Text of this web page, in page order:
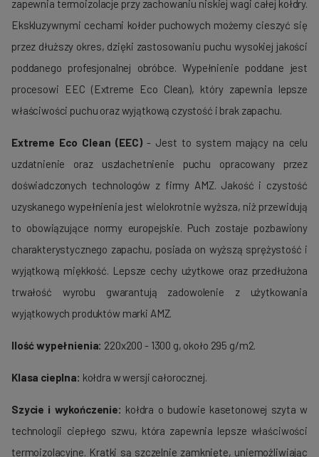
zapewnia termoizolacje przy zachowaniu niskiej wagi całej kołdry.
Ekskluzywnymi cechami kołder puchowych możemy cieszyć się
przez dłuższy okres, dzięki zastosowaniu puchu wysokiej jakości
poddanego profesjonalnej obróbce. Wypełnienie poddane jest
procesowi EEC (Extreme Eco Clean), który zapewnia lepsze
właściwości puchu oraz wyjątkową czystość i brak zapachu.
Extreme Eco Clean (EEC)- Jest to system mający na celu
uzdatnienie oraz uszlachetnienie puchu opracowany przez
doświadczonych technologów z firmy AMZ. Jakość i czystość
uzyskanego wypełnienia jest wielokrotnie wyższa, niż przewidują
to obowiązujące normy europejskie. Puch zostaje pozbawiony
charakterystycznego zapachu, posiada on wyższą sprężystość i
wyjątkową miękkość. Lepsze cechy użytkowe oraz przedłużona
trwałość wyrobu gwarantują zadowolenie z użytkowania
wyjątkowych produktów marki AMZ.
Ilość wypełnienia: 220x200 - 1300 g, około 295 g/m2.
Klasa cieplna: kołdra w wersji całorocznej.
Szycie i wykończenie: kołdra o budowie kasetonowej szyta w
technologii ciepłego szwu, która zapewnia lepsze właściwości
termoizolacyjne. Kratki są szczelnie zamknięte, uniemożliwiając